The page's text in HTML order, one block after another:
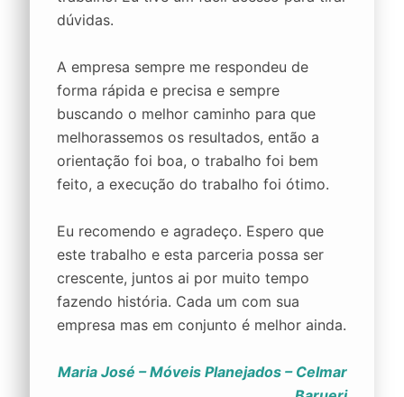
dúvidas.
A empresa sempre me respondeu de
forma rápida e precisa e sempre
buscando o melhor caminho para que
melhorassemos os resultados, então a
orientação foi boa, o trabalho foi bem
feito, a execução do trabalho foi ótimo.
Eu recomendo e agradeço. Espero que
este trabalho e esta parceria possa ser
crescente, juntos ai por muito tempo
fazendo história. Cada um com sua
empresa mas em conjunto é melhor ainda.
Maria José – Móveis Planejados – Celmar